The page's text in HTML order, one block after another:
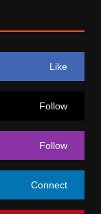
Like
Follow
Follow
Connect